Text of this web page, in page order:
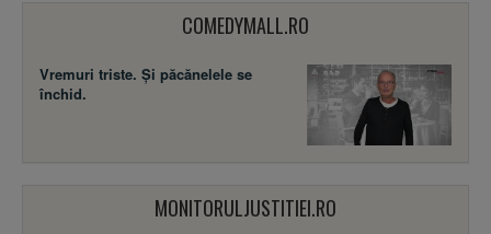
COMEDYMALL.RO
Vremuri triste. Şi păcănelele se
închid.
MONITORULJUSTITIEI.RO